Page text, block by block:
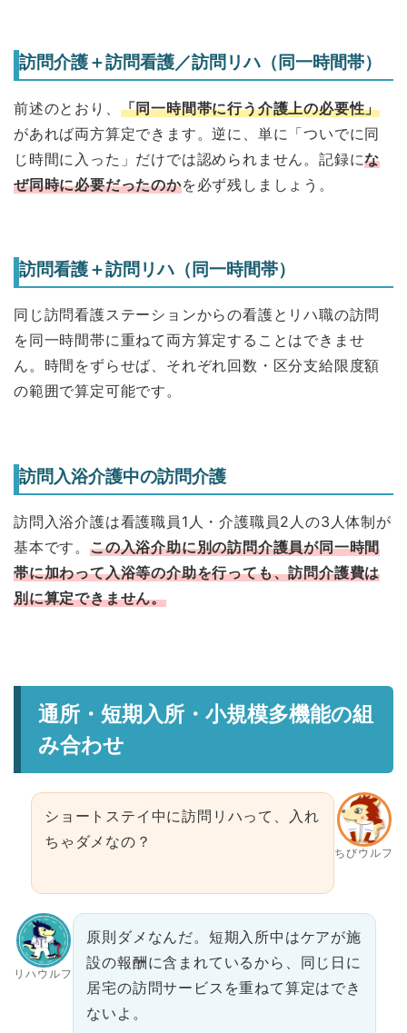
訪問介護＋訪問看護／訪問リハ（同一時間帯）
前述のとおり、 「同一時間帯に行う介護上の必要性」
があれば両方算定できます。逆に、単に「ついでに同
じ時間に入った」だけでは認められません。記録にな
ぜ同時に必要だったのかを必ず残しましょう。
訪問看護＋訪問リハ（同一時間帯）
同じ訪問看護ステーションからの看護とリハ職の訪問
を同一時間帯に重ねて両方算定することはできませ
ん。時間をずらせば、それぞれ回数・区分支給限度額
の範囲で算定可能です。
訪問入浴介護中の訪問介護
訪問入浴介護は看護職員1人・介護職員2人の3人体制が
基本です。 この入浴介助に別の訪問介護員が同一時間
帯に加わって入浴等の介助を行っても、訪問介護費は
別に算定できません。
通所・短期入所・小規模多機能の組
み合わせ
ちびウルフ
ショートステイ中に訪問リハって、入れ
ちゃダメなの？
リハウルフ
原則ダメなんだ。短期入所中はケアが施
設の報酬に含まれているから、同じ日に
居宅の訪問サービスを重ねて算定はでき
ないよ。